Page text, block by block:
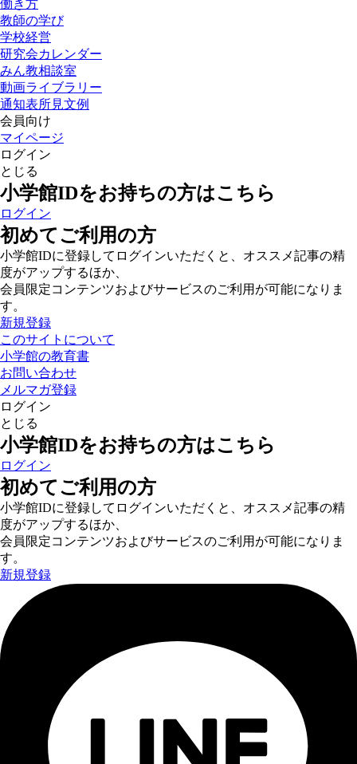
働き方
教師の学び
学校経営
研究会カレンダー
みん教相談室
動画ライブラリー
通知表所見文例
会員向け
マイページ
ログイン
とじる
小学館IDをお持ちの方はこちら
ログイン
初めてご利用の方
小学館IDに登録してログインいただくと、オススメ記事の精
度がアップするほか、
会員限定コンテンツおよびサービスのご利用が可能になりま
す。
新規登録
このサイトについて
小学館の教育書
お問い合わせ
メルマガ登録
ログイン
とじる
小学館IDをお持ちの方はこちら
ログイン
初めてご利用の方
小学館IDに登録してログインいただくと、オススメ記事の精
度がアップするほか、
会員限定コンテンツおよびサービスのご利用が可能になりま
す。
新規登録